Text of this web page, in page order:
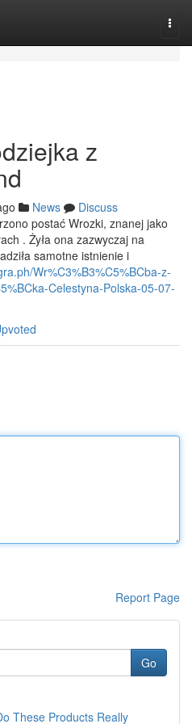
z
News
Discuss
postać Wrozki, znanej jako
. Żyła ona zazwyczaj na
samotne istnienie i
Wr%C3%B3%C5%BCba-z-
Celestyna-Polska-05-07-
Report Page
Go
These Products Really